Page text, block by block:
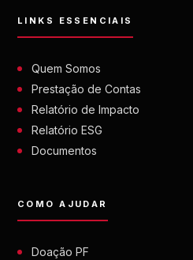
LINKS ESSENCIAIS
Quem Somos
Prestação de Contas
Relatório de Impacto
Relatório ESG
Documentos
COMO AJUDAR
Doação PF